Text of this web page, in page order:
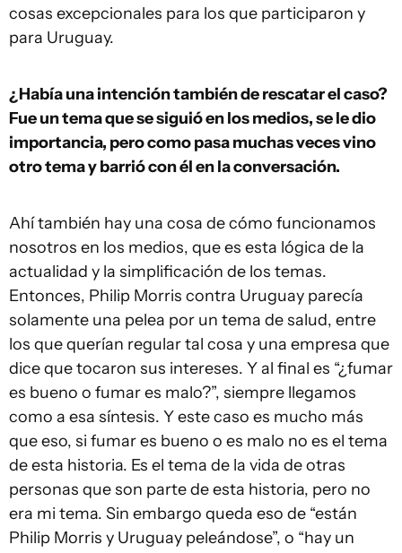
cosas excepcionales para los que participaron y
para Uruguay.
¿Había una intención también de rescatar el caso?
Fue un tema que se siguió en los medios, se le dio
importancia, pero como pasa muchas veces vino
otro tema y barrió con él en la conversación.
Ahí también hay una cosa de cómo funcionamos
nosotros en los medios, que es esta lógica de la
actualidad y la simplificación de los temas.
Entonces, Philip Morris contra Uruguay parecía
solamente una pelea por un tema de salud, entre
los que querían regular tal cosa y una empresa que
dice que tocaron sus intereses. Y al final es “¿fumar
es bueno o fumar es malo?”, siempre llegamos
como a esa síntesis. Y este caso es mucho más
que eso, si fumar es bueno o es malo no es el tema
de esta historia. Es el tema de la vida de otras
personas que son parte de esta historia, pero no
era mi tema. Sin embargo queda eso de “están
Philip Morris y Uruguay peleándose”, o “hay un